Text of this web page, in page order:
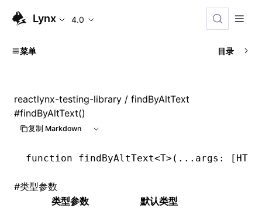
Lynx 4.0
菜单 目录
reactlynx-testing-library / findByAltText
#findByAltText()
复制 Markdown
function findByAltText<T>( ... args : [
#类型参数
类型参数
默认类型